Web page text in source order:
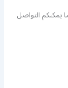
يمكنكم التواصل